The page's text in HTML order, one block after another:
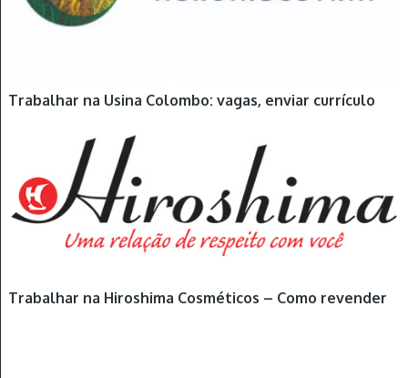
Trabalhar na Usina Colombo: vagas, enviar currículo
Trabalhar na Hiroshima Cosméticos – Como revender